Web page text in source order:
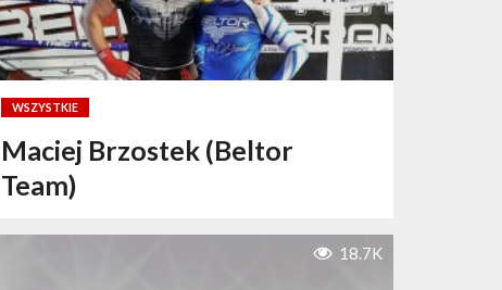
WSZYSTKIE
Maciej Brzostek (Beltor
Team)
18.7K